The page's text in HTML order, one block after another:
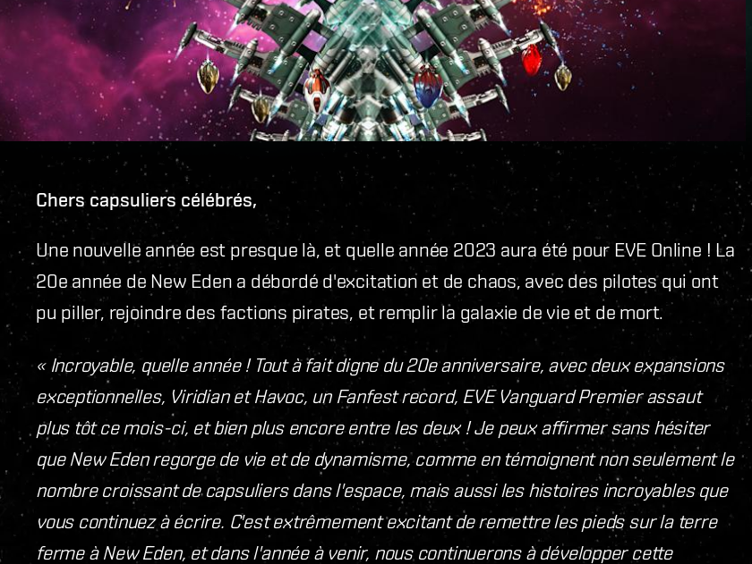
Chers capsuliers célébrés,
Une nouvelle année est presque là, et quelle année 2023 aura été pour EVE Online ! La
20e année de New Eden a débordé d'excitation et de chaos, avec des pilotes qui ont
pu piller, rejoindre des factions pirates, et remplir la galaxie de vie et de mort.
« Incroyable, quelle année ! Tout à fait digne du 20e anniversaire, avec deux expansions
exceptionnelles, Viridian et Havoc, un Fanfest record, EVE Vanguard Premier assaut
plus tôt ce mois-ci, et bien plus encore entre les deux ! Je peux affirmer sans hésiter
que New Eden regorge de vie et de dynamisme, comme en témoignent non seulement le
nombre croissant de capsuliers dans l'espace, mais aussi les histoires incroyables que
vous continuez à écrire. C'est extrêmement excitant de remettre les pieds sur la terre
ferme à New Eden, et dans l'année à venir, nous continuerons à développer cette